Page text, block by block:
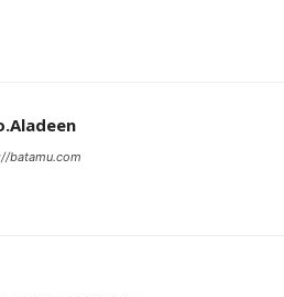
batamu.com